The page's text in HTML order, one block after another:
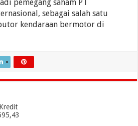
pemegang saham PT
sebagai salah satu
kendaraan bermotor di